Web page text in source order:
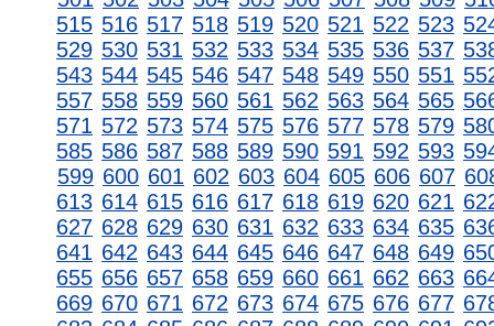
515 516 517 518 519 520 521 522 523
529 530 531 532 533 534 535 536 537
543 544 545 546 547 548 549 550 551
557 558 559 560 561 562 563 564 565
571 572 573 574 575 576 577 578 579
585 586 587 588 589 590 591 592 593
599 600 601 602 603 604 605 606 607
613 614 615 616 617 618 619 620 621
627 628 629 630 631 632 633 634 635
641 642 643 644 645 646 647 648 649
655 656 657 658 659 660 661 662 663
669 670 671 672 673 674 675 676 677